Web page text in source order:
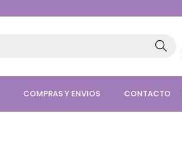
Searc
h
COMPRAS Y ENVIOS CONTACTO